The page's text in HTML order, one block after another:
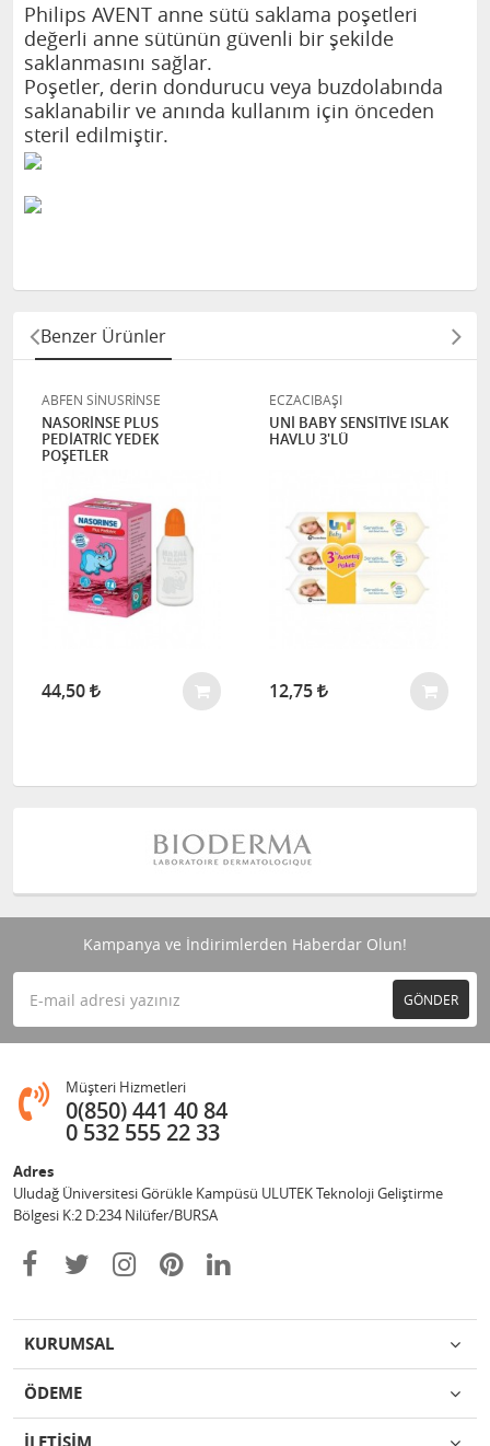
Philips AVENT anne sütü saklama poşetleri
değerli anne sütünün güvenli bir şekilde
saklanmasını sağlar.
Poşetler, derin dondurucu veya buzdolabında
saklanabilir ve anında kullanım için önceden
steril edilmiştir.
Benzer Ürünler
ABFEN SİNUSRİNSE
NASORİNSE PLUS
PEDİATRİC YEDEK
POŞETLER
44,50
ECZACIBAŞI
UNİ BABY SENSİTİVE ISLAK
HAVLU 3'LÜ
12,75
Kampanya ve İndirimlerden Haberdar Olun!
GÖNDER
Müşteri Hizmetleri
0(850) 441 40 84
0 532 555 22 33
Adres
Uludağ Üniversitesi Görükle Kampüsü ULUTEK Teknoloji Geliştirme
Bölgesi K:2 D:234 Nilüfer/BURSA
KURUMSAL
ÖDEME